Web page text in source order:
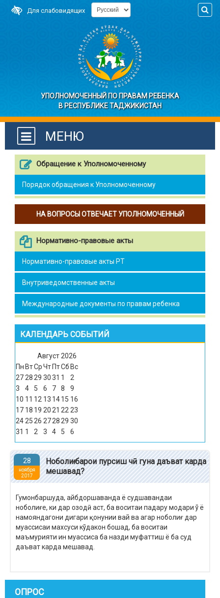
Для слабовидящих
УПОЛНОМОЧЕННЫЙ ПО ПРАВАМ РЕБЕНКА
В РЕСПУБЛИКЕ ТАДЖИКИСТАН
МЕНЮ
Обращение к Уполномоченному
Порядок обращения к Уполномоченному
НА ВОПРОСЫ ОТВЕЧАЕТ УПОЛНОМОЧЕННЫЙ
Нормативно-правовые акты
Нормативно-правовые акты РТ
Внутриведомственные акты
Международные документы по правам ребенка
КАЛЕНДАРЬ СОБЫТИЙ
Август2026
Пн ВтСрЧт ПтСб Вс
272829 3031 1
2
3
4 5 6 7 8
9
10 11 12 13 1415 16
17 18 19 2021 2223
242526 272829 30
31 1 2 3 4 5 6
28
ноября
2017
Ноболиғ барои пурсиш чӣ гуна даъват карда
мешавад?
Гумонбаршуда, айбдоршаванда ё судшавандаи
ноболиғе, ки дар озодӣ аст, ба воситаи падару модари ў ё
намояндагони дигари қонунии вай ва агар ноболиғ дар
муассисаи махсуси кўдакон бошад, ба воситаи
маъмурияти ин муассиса ба назди муфаттиш ё ба суд
даъват карда мешавад.
ОПРОС